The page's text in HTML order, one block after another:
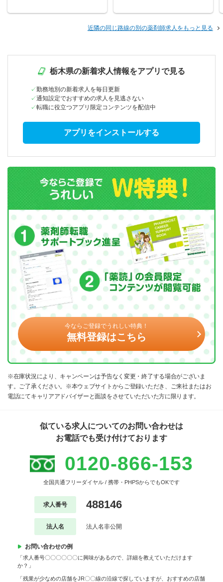
近隣の同じ路線の別の薬剤師求人をもっと見る
栃木県の新着求人情報をアプリで見る
勤務地別の新着求人を毎日更新
通知設定でおすすめの求人を見逃さない
転職に役立つアプリ限定コンテンツを配信中
アプリをインストールする
今ならご登録でうれしい特典！
無料登録はこちら
※在庫状況により、キャンペーンは予告なく変更・終了する場合がございま
す。ご了承ください。※本ウェブサイトからご登録いただき、ご来社またはお
電話にてキャリアアドバイザーと面談をさせていただいた方に限ります。
似ている求人についてのお問い合わせは
お電話でも受け付けております
0120-866-153
全国共通フリーダイヤル / 携帯・PHPSからでもOKです
求人番号 488146
法人名 法人名非公開
お問い合わせの例
「求人番号〇〇〇〇〇〇に興味があるので、詳細を教えていただけます
か？」
「残業が少なめの店舗をJR〇〇線の沿線で探していますが、おすすめの店舗